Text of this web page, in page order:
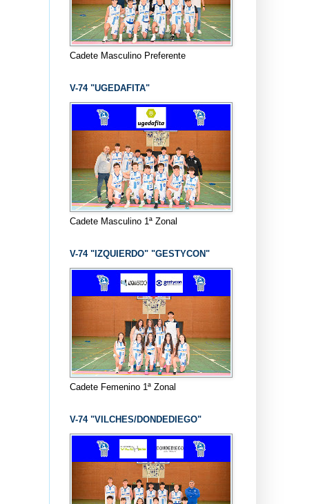
Cadete Masculino Preferente
V-74 "UGEDAFITA"
Cadete Masculino 1ª Zonal
V-74 "IZQUIERDO" "GESTYCON"
Cadete Femenino 1ª Zonal
V-74 "VILCHES/DONDEDIEGO"